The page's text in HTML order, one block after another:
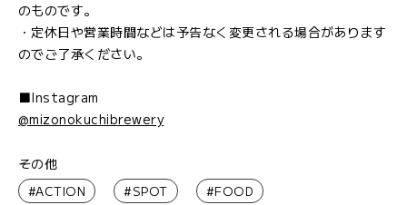
のものです。
・定休日や営業時間などは予告なく変更される場合があります
のでご了承ください。
■Instagram
@mizonokuchibrewery
その他
#ACTION #SPOT #FOOD